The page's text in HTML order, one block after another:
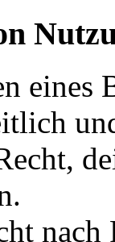
eines